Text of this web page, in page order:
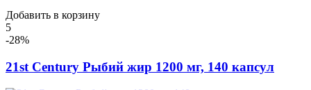
Добавить в корзину
5
-28%
21st Century Рыбий жир 1200 мг, 140 капсул